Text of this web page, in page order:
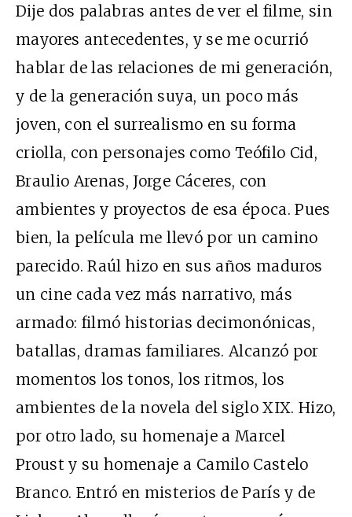
Dije dos palabras antes de ver el filme, sin
mayores antecedentes, y se me ocurrió
hablar de las relaciones de mi generación,
y de la generación suya, un poco más
joven, con el surrealismo en su forma
criolla, con personajes como Teófilo Cid,
Braulio Arenas, Jorge Cáceres, con
ambientes y proyectos de esa época. Pues
bien, la película me llevó por un camino
parecido. Raúl hizo en sus años maduros
un cine cada vez más narrativo, más
armado: filmó historias decimonónicas,
batallas, dramas familiares. Alcanzó por
momentos los tonos, los ritmos, los
ambientes de la novela del siglo XIX. Hizo,
por otro lado, su homenaje a Marcel
Proust y su homenaje a Camilo Castelo
Branco. Entró en misterios de París y de